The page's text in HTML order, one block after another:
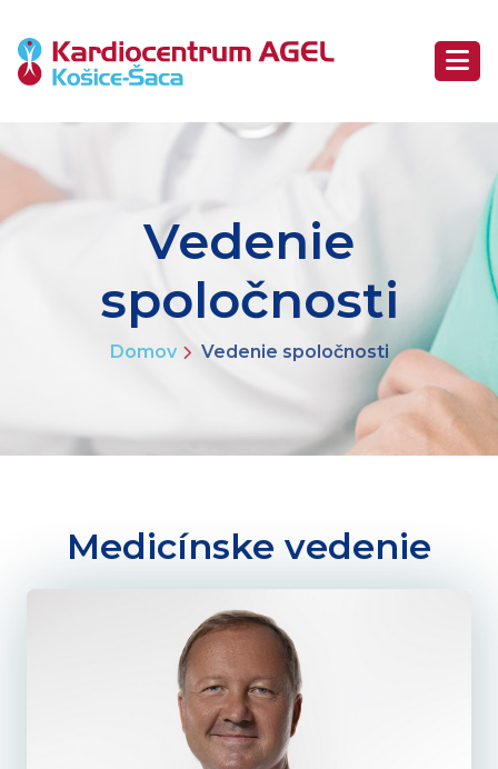
Vedenie
spoločnosti
Domov Vedenie spoločnosti
Medicínske vedenie